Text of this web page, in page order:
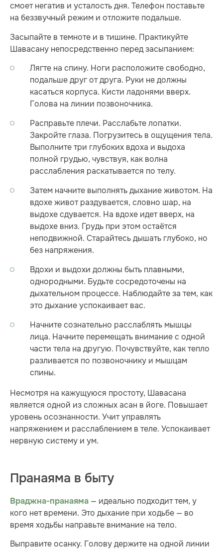
смоет негатив и усталость дня. Телефон поставьте
на беззвучный режим и отложите подальше.
Засыпайте в темноте и в тишине. Практикуйте
Шавасану непосредственно перед засыпанием:
Лягте на спину. Ноги расположите свободно,
подальше друг от друга. Руки не должны
касаться корпуса. Кисти ладонями вверх.
Голова на линии позвоночника.
Расправьте плечи. Расслабьте лопатки.
Закройте глаза. Погрузитесь в ощущения тела.
Выполните три глубоких вдоха и выдоха
полной грудью, чувствуя, как волна
расслабления раскатывается по телу.
Затем начните выполнять дыхание животом. На
вдохе живот раздувается, словно шар, на
выдохе сдувается. На вдохе идет вверх, на
выдохе вниз. Грудь при этом остаётся
неподвижной. Старайтесь дышать глубоко, но
без напряжения.
Вдохи и выдохи должны быть плавными,
однородными. Будьте сосредоточены на
дыхательном процессе. Наблюдайте за тем, как
это дыхание успокаивает вас.
Начните сознательно расслаблять мышцы
лица. Начните перемещать внимание с одной
части тела на другую. Почувствуйте, как тепло
разливается по позвоночнику и мышцам
спины.
Несмотря на кажущуюся простоту, Шавасана
является одной из сложных асан в йоге. Повышает
уровень осознанности. Учит управлять
напряжением и расслаблением в теле. Успокаивает
нервную систему и ум.
Пранаяма в быту
Враджна-пранаяма — идеально подходит тем, у
кого нет времени. Это дыхание при ходьбе — во
время ходьбы направьте внимание на тело.
Выправите осанку. Голову держите на одной линии